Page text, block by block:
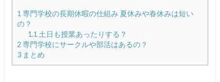
1 専門学校の長期休暇の仕組み 夏休みや春休みは短い
の？
1.1 土日も授業あったりする？
2 専門学校にサークルや部活はあるの？
3まとめ